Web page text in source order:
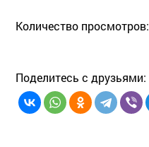
Количество просмотров:
Поделитесь с друзьями: